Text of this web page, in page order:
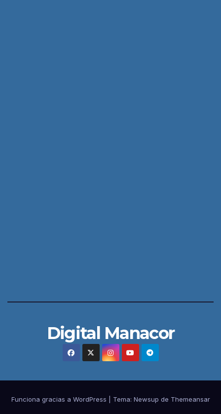
Digital Manacor
Funciona gracias a WordPress Tema: Newsup de Themeansar